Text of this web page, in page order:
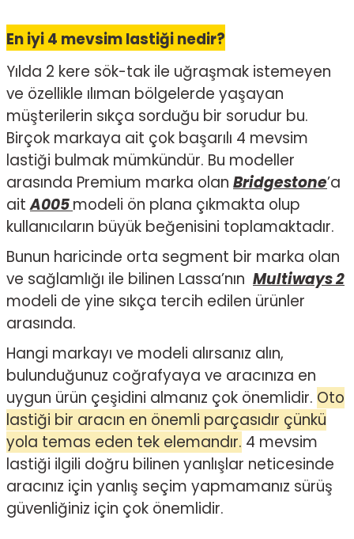
En iyi 4 mevsim lastiği nedir?
Yılda 2 kere sök-tak ile uğraşmak istemeyen
ve özellikle ılıman bölgelerde yaşayan
müşterilerin sıkça sorduğu bir sorudur bu.
Birçok markaya ait çok başarılı 4 mevsim
lastiği bulmak mümkündür. Bu modeller
arasında Premium marka olan Bridgestone’a
aitA005modeli ön plana çıkmakta olup
kullanıcıların büyük beğenisini toplamaktadır.
Bunun haricinde orta segment bir marka olan
ve sağlamlığı ile bilinen Lassa’nın Multiways 2
modeli de yine sıkça tercih edilen ürünler
arasında.
Hangi markayı ve modeli alırsanız alın,
bulunduğunuz coğrafyaya ve aracınıza en
uygun ürün çeşidini almanız çok önemlidir. Oto
lastiği bir aracın en önemli parçasıdır çünkü
yola temas eden tek elemandır. 4 mevsim
lastiği ilgili doğru bilinen yanlışlar neticesinde
aracınız için yanlış seçim yapmamanız sürüş
güvenliğiniz için çok önemlidir.